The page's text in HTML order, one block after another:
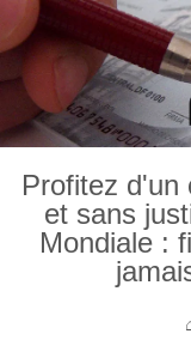
Profitez d'un
et sans
Mondiale :